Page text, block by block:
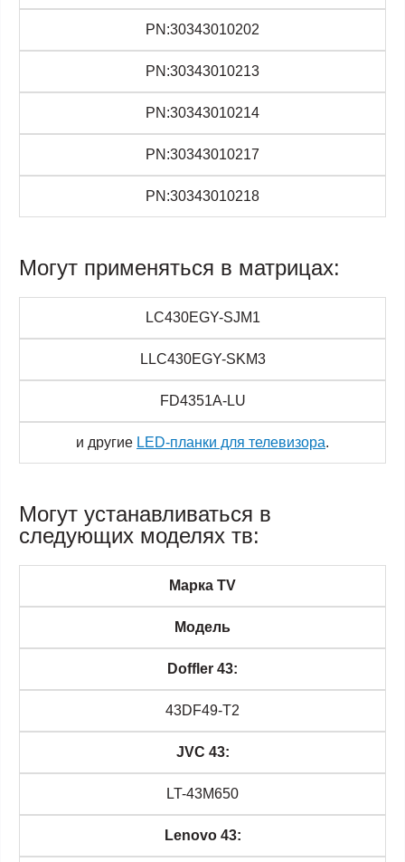
PN:30343010202
PN:30343010213
PN:30343010214
PN:30343010217
PN:30343010218
Могут применяться в матрицах:
LC430EGY-SJM1
LLC430EGY-SKM3
FD4351A-LU
и другие LED-планки для телевизора.
Могут устанавливаться в
следующих моделях тв:
Марка TV
Модель
Doffler 43:
43DF49-T2
JVC 43:
LT-43M650
Lenovo 43: